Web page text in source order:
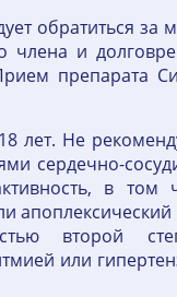
обратиться
члена и
препарата
лет. Не
сердечно-
в том
апоплексический
второй
или